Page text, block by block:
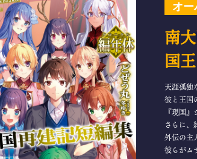
オー
南
国
天涯孤独
彼と王国
『現国
さらに、
外伝の主
彼らがム